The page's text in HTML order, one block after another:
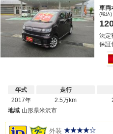
車両
(税込)
法定
保証
年式
2017年
走行
2.5万km
地域 山形県米沢市
外装